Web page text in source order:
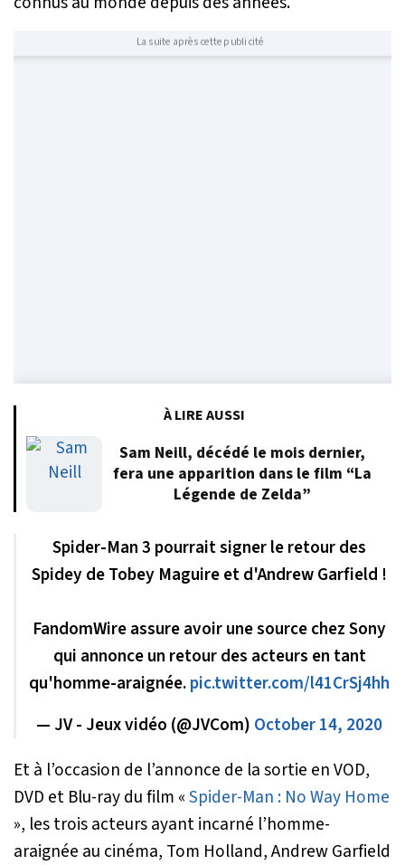
La suite après cette publicité
À LIRE AUSSI
Sam Neill, décédé le mois dernier,
fera une apparition dans le film “La
Légende de Zelda”
Spider-Man 3 pourrait signer le retour des
Spidey de Tobey Maguire et d'Andrew Garfield !
FandomWire assure avoir une source chez Sony
qui annonce un retour des acteurs en tant
qu'homme-araignée.pic.twitter.com/l41CrSj4hh
— JV - Jeux vidéo (@JVCom) October 14, 2020
Et à l’occasion de l’annonce de la sortie en VOD,
DVD et Blu-ray du film «Spider-Man : No Way Home
», les trois acteurs ayant incarné l’homme-
araignée au cinéma, Tom Holland, Andrew Garfield